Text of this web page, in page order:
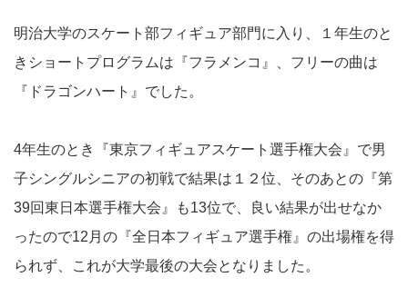
明治大学のスケート部フィギュア部門に入り、１年生のと
きショートプログラムは『フラメンコ』、フリーの曲は
『ドラゴンハート』でした。
4年生のとき『東京フィギュアスケート選手権大会』で男
子シングルシニアの初戦で結果は１２位、そのあとの『第
39回東日本選手権大会』も13位で、良い結果が出せなか
ったので12月の『全日本フィギュア選手権』の出場権を得
られず、これが大学最後の大会となりました。